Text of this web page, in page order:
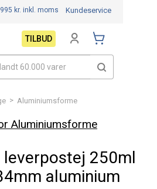
> Aluminiumsforme
Aluminiumsforme
250ml
aluminium
kr. inkl. moms Kundeservice
TILBUD